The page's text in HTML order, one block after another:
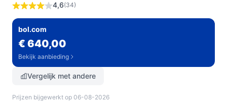
4,6(34)
bol.com
€ 640,00
Bekijk aanbieding
Vergelijk met andere
Prijzen bijgewerkt op 06-08-2026